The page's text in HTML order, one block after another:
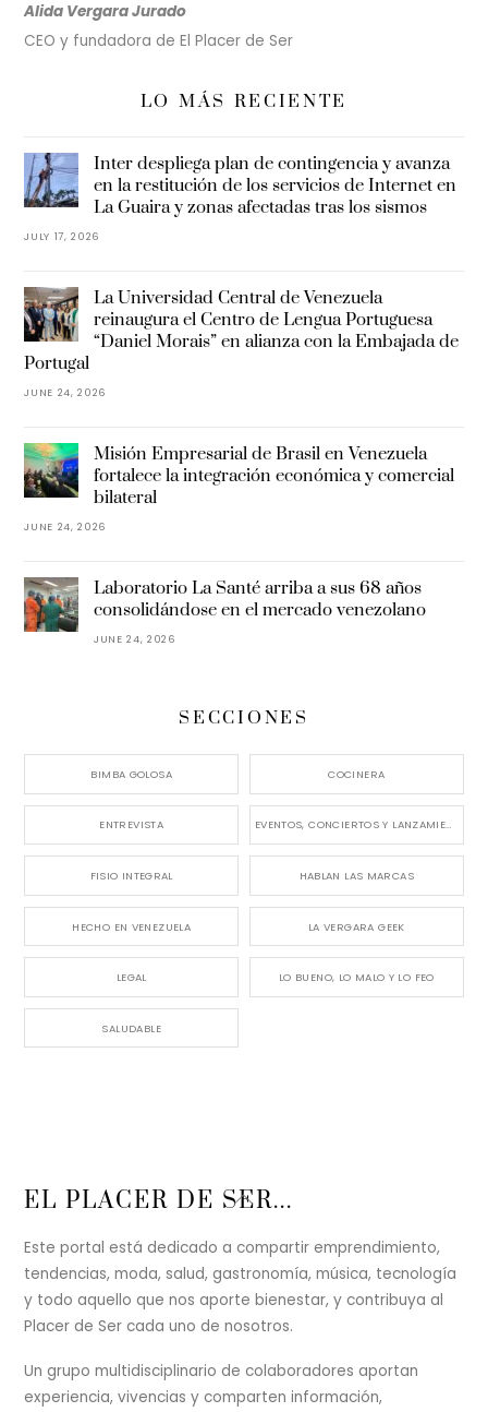
Alida Vergara Jurado
CEO y fundadora de El Placer de Ser
LO MÁS RECIENTE
Inter despliega plan de contingencia y avanza
en la restitución de los servicios de Internet en
La Guaira y zonas afectadas tras los sismos
JULY 17, 2026
La Universidad Central de Venezuela
reinaugura el Centro de Lengua Portuguesa
“Daniel Morais” en alianza con la Embajada de
Portugal
JUNE 24, 2026
Misión Empresarial de Brasil en Venezuela
fortalece la integración económica y comercial
bilateral
JUNE 24, 2026
Laboratorio La Santé arriba a sus 68 años
consolidándose en el mercado venezolano
JUNE 24, 2026
SECCIONES
BIMBA GOLOSA COCINERA
ENTREVISTA EVENTOS, CONCIERTOS Y LANZAMIENTOS
FISIO INTEGRAL HABLAN LAS MARCAS
HECHO EN VENEZUELA LA VERGARA GEEK
LEGAL LO BUENO, LO MALO Y LO FEO
SALUDABLE
Back
Top
EL PLACER DE SER...
Este portal está dedicado a compartir emprendimiento,
tendencias, moda, salud, gastronomía, música, tecnología
y todo aquello que nos aporte bienestar, y contribuya al
Placer de Ser cada uno de nosotros.
Un grupo multidisciplinario de colaboradores aportan
experiencia, vivencias y comparten información,